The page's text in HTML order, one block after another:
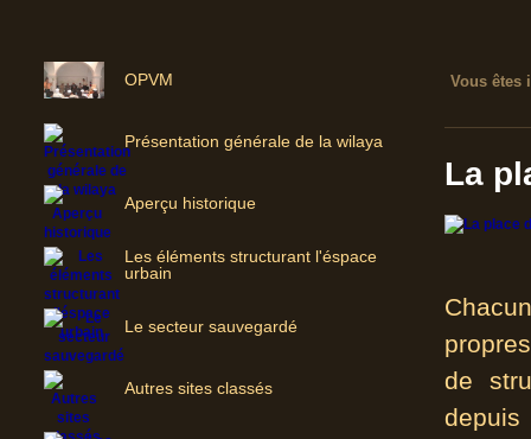
OPVM
Présentation générale de la wilaya
Aperçu historique
Les éléments structurant l'éspace
urbain
Le secteur sauvegardé
Autres sites classés
Vous êtes
La
de